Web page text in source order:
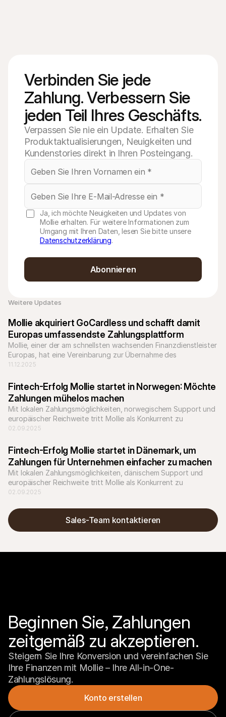
Verbinden Sie jede
Zahlung. Verbessern Sie
jeden Teil Ihres Geschäfts.
Verpassen Sie nie ein Update. Erhalten Sie
Produktaktualisierungen, Neuigkeiten und
Kundenstories direkt in Ihren Posteingang.
Ja, ich möchte Neuigkeiten und Updates von
Mollie erhalten. Für weitere Informationen zum
Umgang mit Ihren Daten, lesen Sie bitte unsere
Datenschutzerklärung.
Abonnieren
Weitere Updates
Mollie akquiriert GoCardless und schafft damit
Europas umfassendste Zahlungsplattform
Mollie, einer der am schnellsten wachsenden Finanzdienstleister
Europas, hat eine Vereinbarung zur Übernahme des
Bankzahlungsunternehmens GoCardless unterzeichnet.
11.12.2025
Fintech-Erfolg Mollie startet in Norwegen: Möchte
Zahlungen mühelos machen
Mit lokalen Zahlungsmöglichkeiten, norwegischem Support und
europäischer Reichweite tritt Mollie als Konkurrent zu
etablierten Anbietern wie Nets auf.
02.09.2025
Fintech-Erfolg Mollie startet in Dänemark, um
Zahlungen für Unternehmen einfacher zu machen
Mit lokalen Zahlungsmöglichkeiten, dänischem Support und
europäischer Reichweite tritt Mollie als Konkurrent zu
etablierten Anbietern wie Nets auf.
02.09.2025
Sales-Team kontaktieren
Beginnen Sie, Zahlungen
zeitgemäß zu akzeptieren.
Steigern Sie Ihre Konversion und vereinfachen Sie
Ihre Finanzen mit Mollie – Ihre All-in-One-
Zahlungslösung.
Konto erstellen